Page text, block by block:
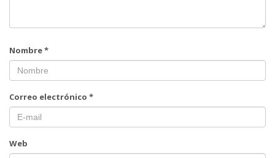
Nombre*
Correo electrónico *
Web